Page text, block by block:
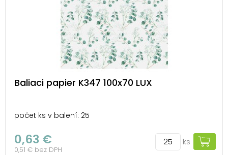
Baliaci papier K347 100x70 LUX
počet ks v balení: 25
0,63 €
0,51 € bez DPH
ks